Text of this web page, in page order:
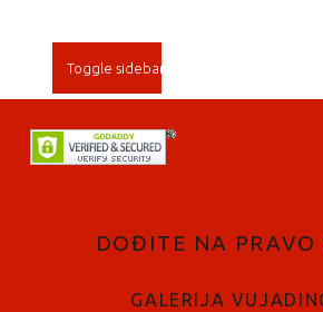
SIDEBAR
Toggle sidebar
FOOTER SIDEBAR
DOĐITE NA PRAVO
GALERIJA